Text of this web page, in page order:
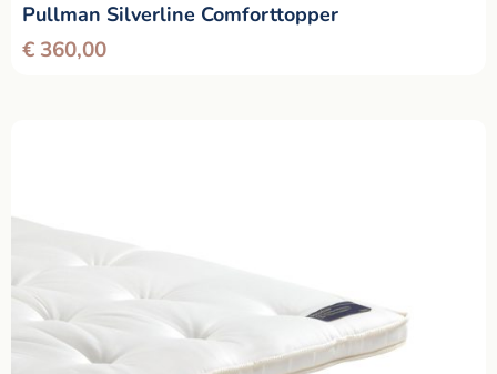
Pullman Silverline Comforttopper
€ 360,00